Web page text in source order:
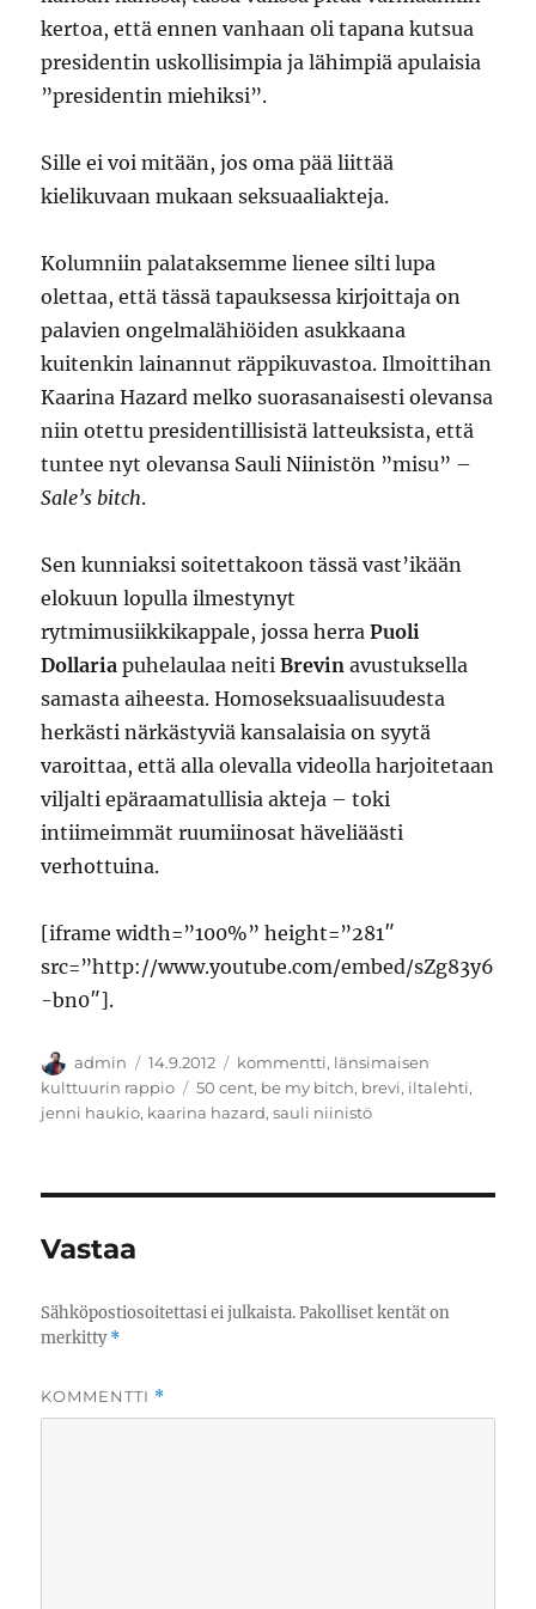
kertoa, että ennen vanhaan oli tapana kutsua
presidentin uskollisimpia ja lähimpiä apulaisia
”presidentin miehiksi”.
Sille ei voi mitään, jos oma pää liittää
kielikuvaan mukaan seksuaaliakteja.
Kolumniin palataksemme lienee silti lupa
olettaa, että tässä tapauksessa kirjoittaja on
palavien ongelmalähiöiden asukkaana
kuitenkin lainannut räppikuvastoa. Ilmoittihan
Kaarina Hazard melko suorasanaisesti olevansa
niin otettu presidentillisistä latteuksista, että
tuntee nyt olevansa Sauli Niinistön ”misu” –
Sale’s bitch.
Sen kunniaksi soitettakoon tässä vast’ikään
elokuun lopulla ilmestynyt
rytmimusiikkikappale, jossa herraPuoli
Dollaria puhelaulaa neitiBrevin avustuksella
samasta aiheesta. Homoseksuaalisuudesta
herkästi närkästyviä kansalaisia on syytä
varoittaa, että alla olevalla videolla harjoitetaan
viljalti epäraamatullisia akteja – toki
intiimeimmät ruumiinosat häveliäästi
verhottuina.
[iframe width=”100%” height=”281″
src=”http://www.youtube.com/embed/sZg83y6
-bn0″].
Kirjoittaja
admin Julkaistu
14.9.2012 Kategoriat
kommentti, länsimaisen
kulttuurin rappio
Avainsanat
50 cent, be my bitch, brevi, iltalehti,
jenni haukio, kaarina hazard,sauli niinistö
Vastaa
Sähköpostiosoitettasi ei julkaista. Pakolliset kentät on
merkitty*
KOMMENTTI *